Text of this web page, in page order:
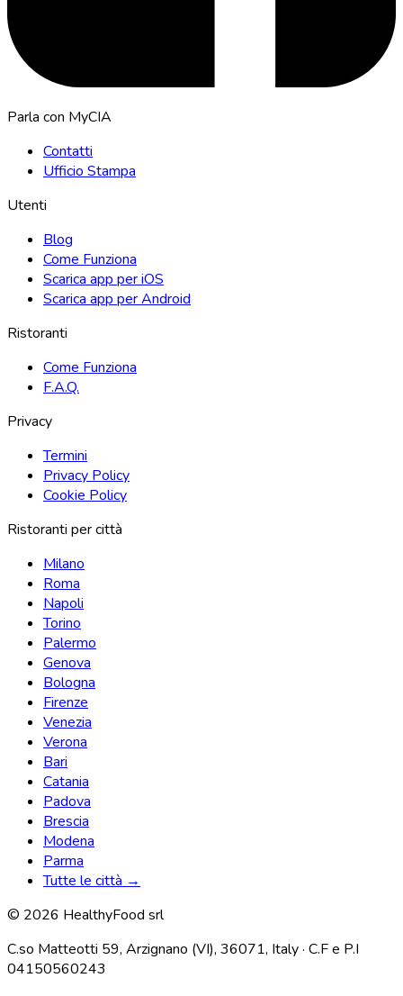
Parla con MyCIA
Contatti
Ufficio Stampa
Utenti
Blog
Come Funziona
Scarica app per iOS
Scarica app per Android
Ristoranti
Come Funziona
F.A.Q.
Privacy
Termini
Privacy Policy
Cookie Policy
Ristoranti per città
Milano
Roma
Napoli
Torino
Palermo
Genova
Bologna
Firenze
Venezia
Verona
Bari
Catania
Padova
Brescia
Modena
Parma
Tutte le città →
© 2026 HealthyFood srl
C.so Matteotti 59, Arzignano (VI), 36071, Italy · C.F e P.I
04150560243